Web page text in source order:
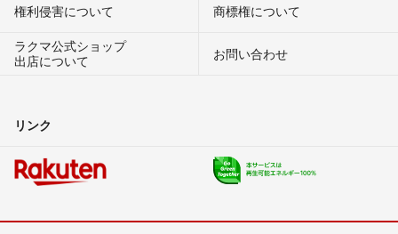
権利侵害について
商標権について
ラクマ公式ショップ
出店について
お問い合わせ
リンク